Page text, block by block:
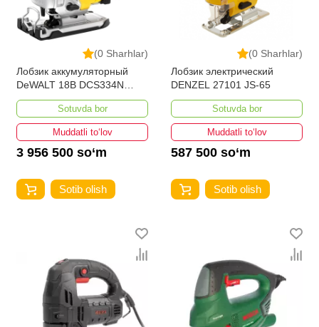
(0 Sharhlar)
Лобзик аккумуляторный
DeWALT 18В DCS334N
DCS334N-XJ
Sotuvda bor
Muddatli to‘lov
3 956 500 so‘m
Sotib olish
(0 Sharhlar)
Лобзик электрический
DENZEL 27101 JS-65
Sotuvda bor
Muddatli to‘lov
587 500 so‘m
Sotib olish